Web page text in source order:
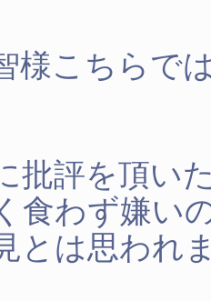
様こちらで
批評を頂い
食わず嫌い
とは思われ